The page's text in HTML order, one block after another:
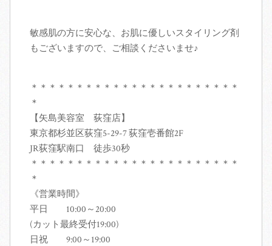
敏感肌の方に安心な、お肌に優しいスタイリング剤
もございますので、ご相談くださいませ♪
＊＊＊＊＊＊＊＊＊＊＊＊＊＊＊＊＊＊＊＊＊＊＊
＊
【矢島美容室 荻窪店】
東京都杉並区荻窪5-29-7 荻窪壱番館2F
JR荻窪駅南口 徒歩30秒
＊＊＊＊＊＊＊＊＊＊＊＊＊＊＊＊＊＊＊＊＊＊＊
＊
《営業時間》
平日 10:00～20:00
(カット最終受付19:00)
日祝 9:00～19:00